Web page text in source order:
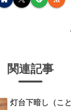
関連記事
灯台下暗し（こと